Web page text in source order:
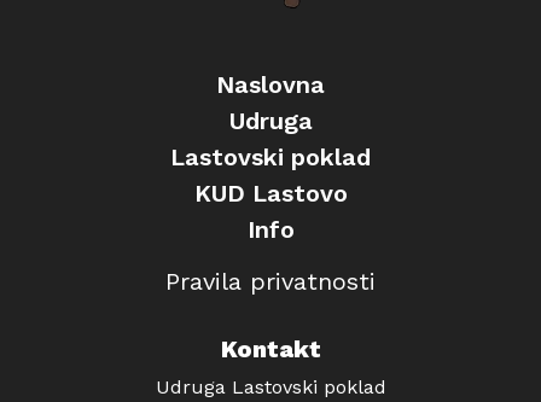
Naslovna
Udruga
Lastovski poklad
KUD Lastovo
Info
Pravila privatnosti
Kontakt
Udruga Lastovski poklad